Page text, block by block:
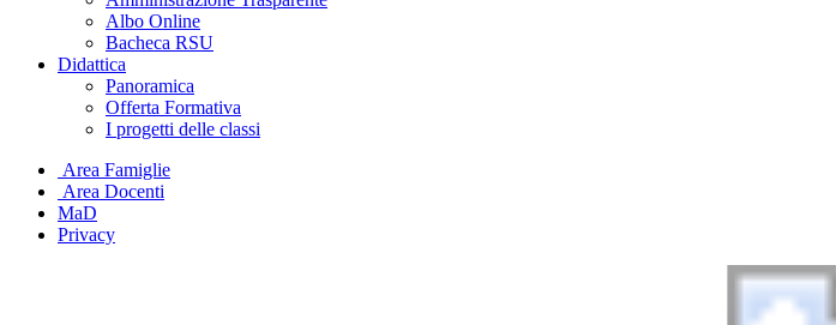
Albo Online
Bacheca RSU
Didattica
Panoramica
Offerta Formativa
I progetti delle classi
Area Famiglie
Area Docenti
MaD
Privacy